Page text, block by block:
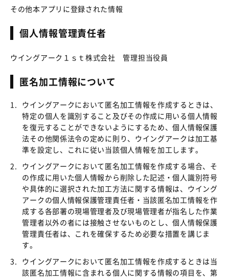
その他本アプリに登録された情報
個人情報管理責任者
ウイングアーク１ｓｔ株式会社 管理担当役員
匿名加工情報について
1.
ウイングアークにおいて匿名加工情報を作成するときは、
特定の個人を識別すること及びその作成に用いる個人情報
を復元することができないようにするため、個人情報保護
法その他関係法令の定めに則り、ウイングアークは加工基
準を設定し、これに従い当該個人情報を加工します。
2.
ウイングアークにおいて匿名加工情報を作成する場合、そ
の作成に用いた個人情報から削除した記述・個人識別符号
や具体的に選択された加工方法に関する情報は、ウイング
アークの個人情報保護管理責任者・当該匿名加工情報を作
成する各部署の現場管理者及び現場管理者が指名した作業
管理者以外の者には接触させないものとし、個人情報保護
管理責任者は、これを確保するため必要な措置を講じま
す。
3.
ウイングアークにおいて匿名加工情報を作成するときは当
該匿名加工情報に含まれる個人に関する情報の項目を、第